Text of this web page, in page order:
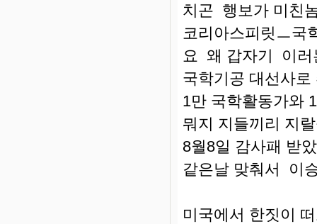
치곤 행보가 미친
코리아스피릿ㅡ국
요 왜 갑자기 이러
국학기공 대선사
1만 국학활동가와
뭐지 지들끼리 지
8월8일 감사패 받
같은날 맞춰서 이
미국에서 한짓이